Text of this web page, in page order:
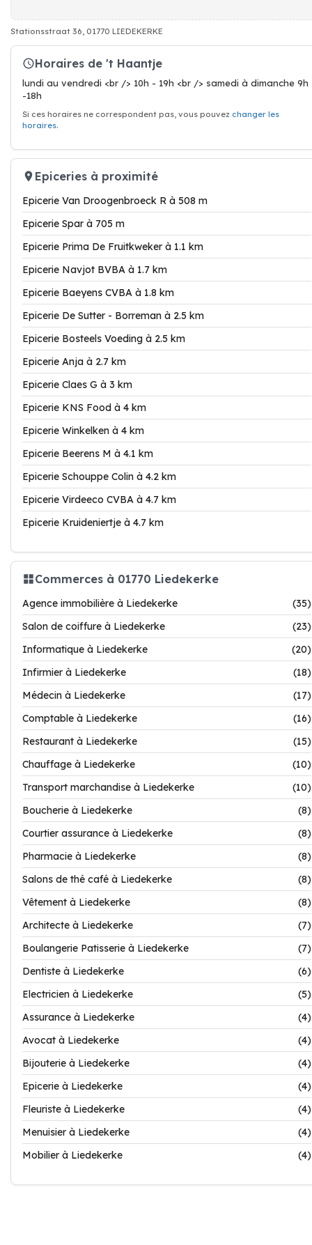
Stationsstraat 36, 01770 LIEDEKERKE
Horaires de 't Haantje
lundi au vendredi <br /> 10h - 19h <br /> samedi à dimanche 9h
-18h
Si ces horaires ne correspondent pas, vous pouvez changer les
horaires.
Epiceries à proximité
Epicerie Van Droogenbroeck R à 508 m
Epicerie Spar à 705 m
Epicerie Prima De Fruitkweker à 1.1 km
Epicerie Navjot BVBA à 1.7 km
Epicerie Baeyens CVBA à 1.8 km
Epicerie De Sutter - Borreman à 2.5 km
Epicerie Bosteels Voeding à 2.5 km
Epicerie Anja à 2.7 km
Epicerie Claes G à 3 km
Epicerie KNS Food à 4 km
Epicerie Winkelken à 4 km
Epicerie Beerens M à 4.1 km
Epicerie Schouppe Colin à 4.2 km
Epicerie Virdeeco CVBA à 4.7 km
Epicerie Kruideniertje à 4.7 km
Commerces à 01770 Liedekerke
Agence immobilière à Liedekerke
(35)
Salon de coiffure à Liedekerke
(23)
Informatique à Liedekerke
(20)
Infirmier à Liedekerke
(18)
Médecin à Liedekerke
(17)
Comptable à Liedekerke
(16)
Restaurant à Liedekerke
(15)
Chauffage à Liedekerke
(10)
Transport marchandise à Liedekerke
(10)
Boucherie à Liedekerke
(8)
Courtier assurance à Liedekerke
(8)
Pharmacie à Liedekerke
(8)
Salons de thé café à Liedekerke
(8)
Vêtement à Liedekerke
(8)
Architecte à Liedekerke
(7)
Boulangerie Patisserie à Liedekerke
(7)
Dentiste à Liedekerke
(6)
Electricien à Liedekerke
(5)
Assurance à Liedekerke
(4)
Avocat à Liedekerke
(4)
Bijouterie à Liedekerke
(4)
Epicerie à Liedekerke
(4)
Fleuriste à Liedekerke
(4)
Menuisier à Liedekerke
(4)
Mobilier à Liedekerke
(4)